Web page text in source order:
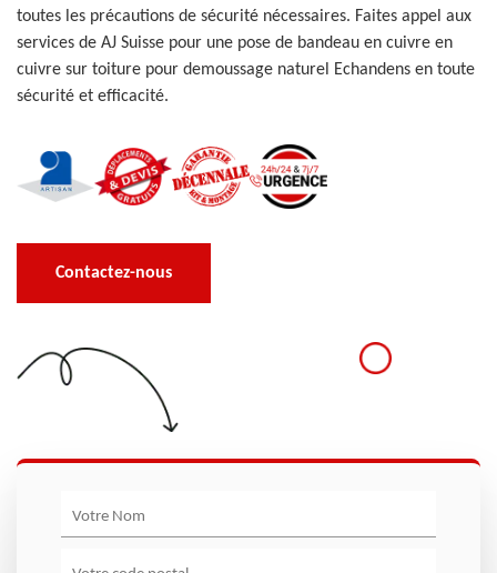
toutes les précautions de sécurité nécessaires. Faites appel aux
services de AJ Suisse pour une pose de bandeau en cuivre en
cuivre sur toiture pour demoussage naturel Echandens en toute
sécurité et efficacité.
Contactez-nous